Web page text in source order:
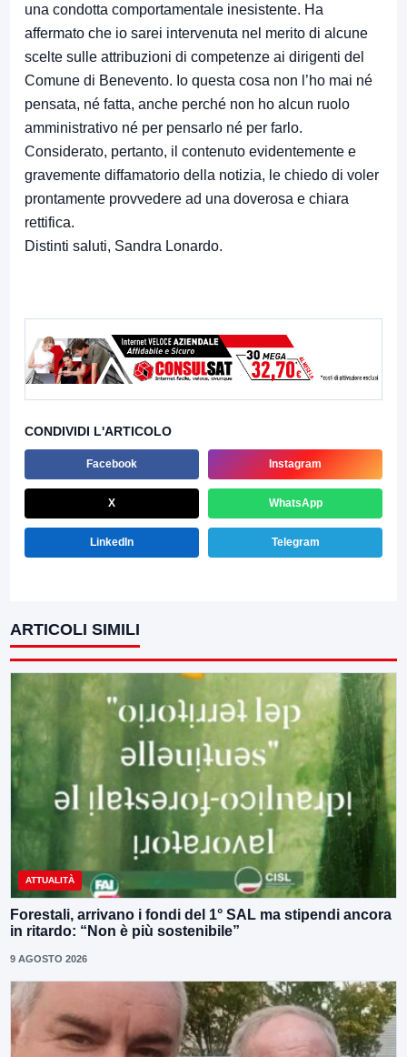
una condotta comportamentale inesistente. Ha
affermato che io sarei intervenuta nel merito di alcune
scelte sulle attribuzioni di competenze ai dirigenti del
Comune di Benevento. Io questa cosa non l’ho mai né
pensata, né fatta, anche perché non ho alcun ruolo
amministrativo né per pensarlo né per farlo.
Considerato, pertanto, il contenuto evidentemente e
gravemente diffamatorio della notizia, le chiedo di voler
prontamente provvedere ad una doverosa e chiara
rettifica.
Distinti saluti, Sandra Lonardo.
CONDIVIDI L'ARTICOLO
Facebook Instagram
X WhatsApp
LinkedIn Telegram
ARTICOLI SIMILI
ATTUALITÀ
Forestali, arrivano i fondi del 1° SAL ma stipendi ancora
in ritardo: “Non è più sostenibile”
9 AGOSTO 2026